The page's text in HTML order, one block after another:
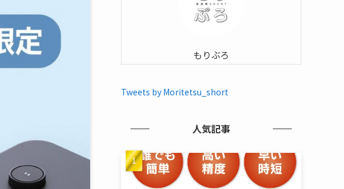
もりぶろ
Tweets by Moritetsu_short
人気記事